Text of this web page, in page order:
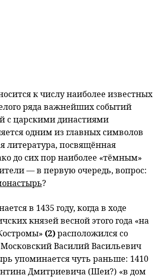
к числу наиболее известных
ряда важнейших событий
с царскими династиями
одним из главных символов
литература, посвящённая
до сих пор наиболее «тёмным»
— в первую очередь, вопрос:
?
в 1435 году, когда в ходе
князей весной этого года «на
(2)расположился со
Василий Васильевич
упоминается чуть раньше: 1410
Дмитриевича (Шеи?) «в дом